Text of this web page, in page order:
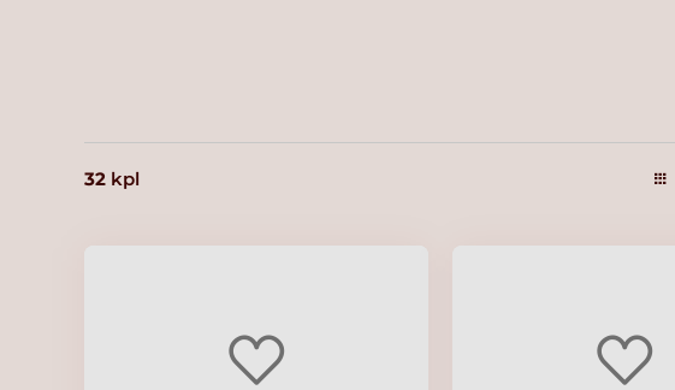
32kpl